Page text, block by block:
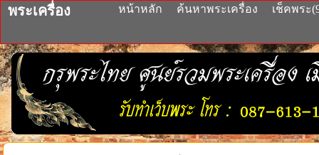
พระเครื่อง หน้าหลัก ค้นหาพระเครื่อง เช็คพระ